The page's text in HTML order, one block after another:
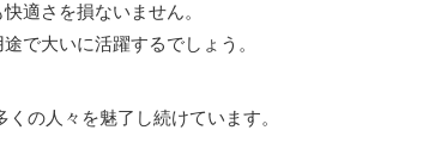
適さを損ないません。
で大いに活躍するでしょう。
の人々を魅了し続けています。